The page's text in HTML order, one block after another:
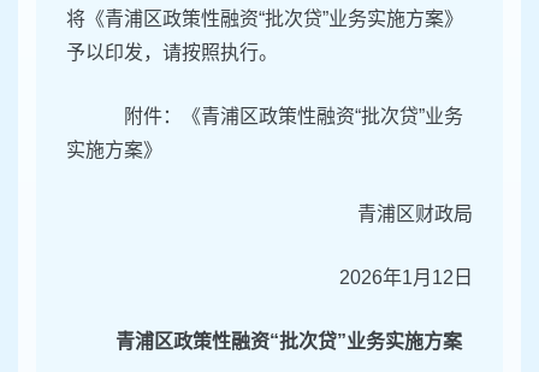
将《青浦区政策性融资“批次贷”业务实施方案》
予以印发，请按照执行。
附件：《青浦区政策性融资“批次贷”业务
实施方案》
青浦区财政局
2026年1月12日
青浦区政策性融资“批次贷”业务实施方案